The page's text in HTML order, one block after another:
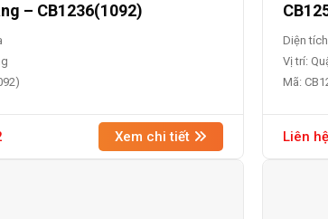
– CB1236(1092)
Xem chi tiết
Diện
Vị trí:
Mã:
Liên hệ